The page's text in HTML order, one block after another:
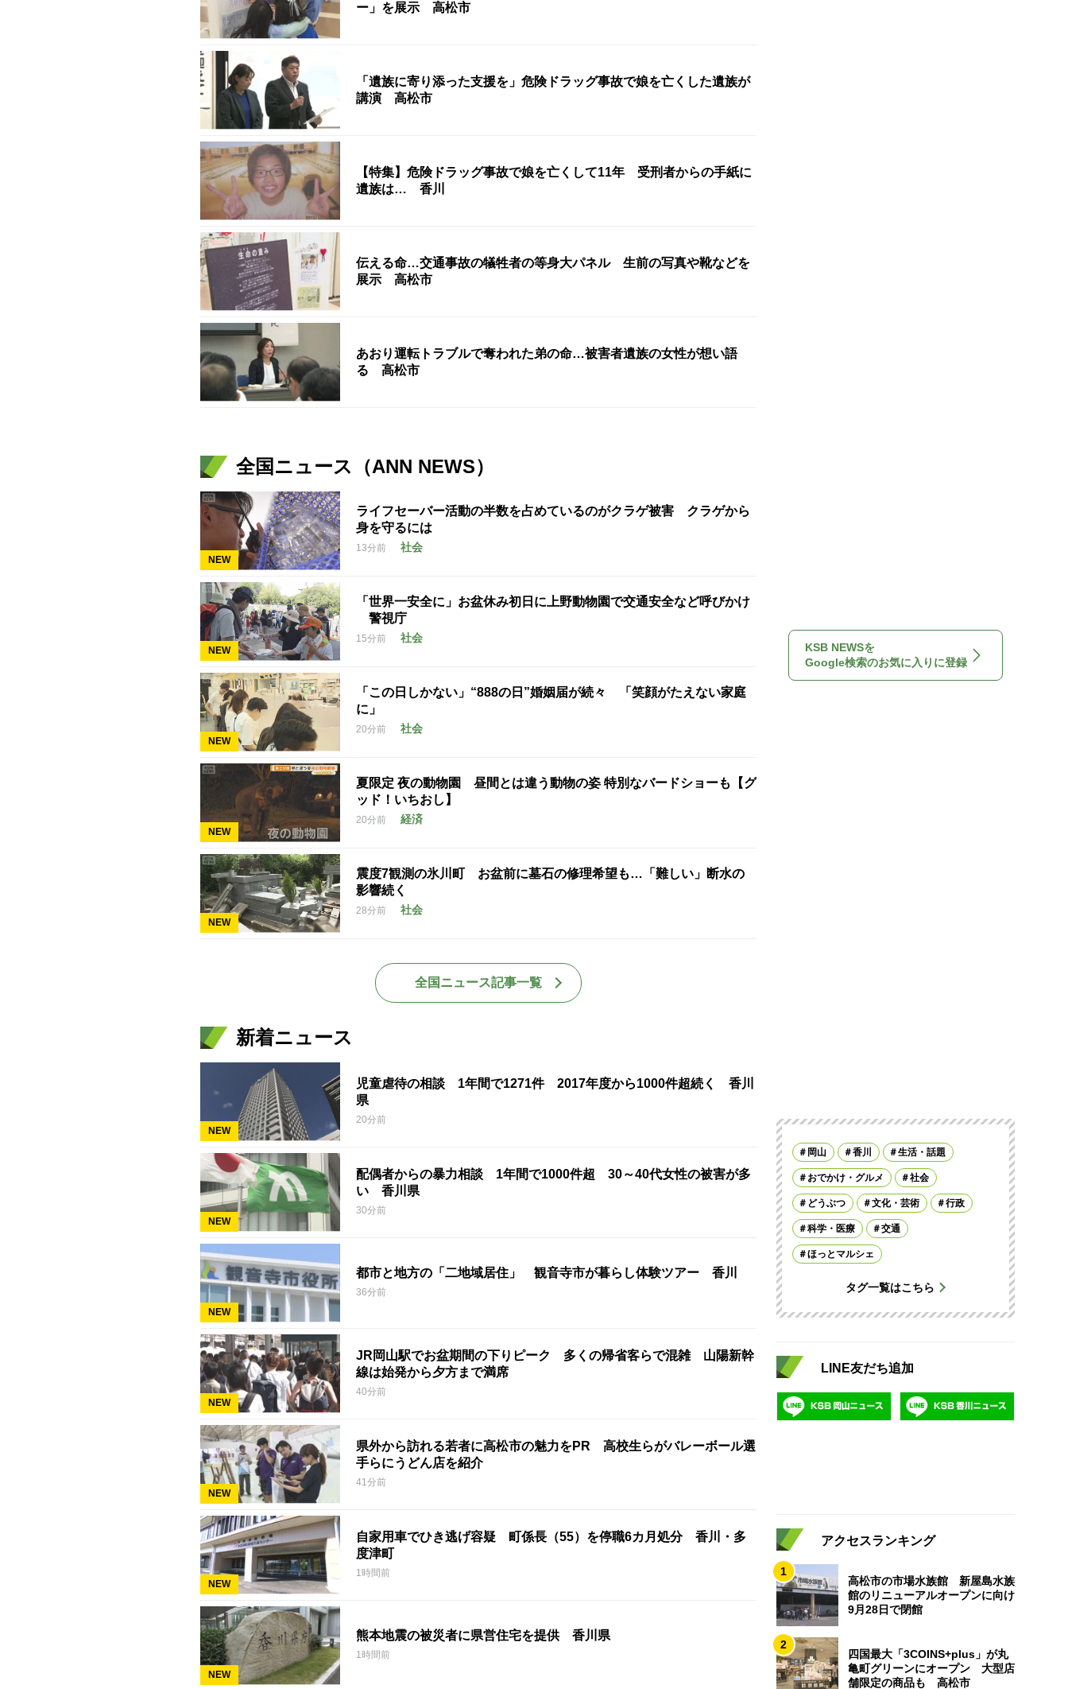
ー」を展示 高松市
「遺族に寄り添った支援を」危険ドラッグ事故で娘を亡くした遺族が
講演 高松市
【特集】危険ドラッグ事故で娘を亡くして11年 受刑者からの手紙に
遺族は… 香川
伝える命…交通事故の犠牲者の等身大パネル 生前の写真や靴などを
展示 高松市
あおり運転トラブルで奪われた弟の命…被害者遺族の女性が想い語
る 高松市
全国ニュース（ANN NEWS）
NEW
ライフセーバー活動の半数を占めているのがクラゲ被害 クラゲから
身を守るには
13分前 社会
NEW
「世界一安全に」お盆休み初日に上野動物園で交通安全など呼びかけ
警視庁
15分前 社会
NEW
「この日しかない」“888の日”婚姻届が続々 「笑顔がたえない家庭
に」
20分前 社会
NEW
夏限定 夜の動物園 昼間とは違う動物の姿 特別なバードショーも【グ
ッド！いちおし】
20分前 経済
NEW
震度7観測の氷川町 お盆前に墓石の修理希望も…「難しい」断水の
影響続く
28分前 社会
全国ニュース記事一覧
新着ニュース
NEW
児童虐待の相談 1年間で1271件 2017年度から1000件超続く 香川
県
20分前
NEW
配偶者からの暴力相談 1年間で1000件超 30～40代女性の被害が多
い 香川県
30分前
NEW
都市と地方の「二地域居住」 観音寺市が暮らし体験ツアー 香川
36分前
NEW
JR岡山駅でお盆期間の下りピーク 多くの帰省客らで混雑 山陽新幹
線は始発から夕方まで満席
40分前
NEW
県外から訪れる若者に高松市の魅力をPR 高校生らがバレーボール選
手らにうどん店を紹介
41分前
NEW
自家用車でひき逃げ容疑 町係長（55）を停職6カ月処分 香川・多
度津町
1時間前
NEW
熊本地震の被災者に県営住宅を提供 香川県
1時間前
KSB NEWSを
Google検索のお気に入りに登録
岡山 香川 生活・話題
おでかけ・グルメ 社会
どうぶつ 文化・芸術 行政
科学・医療 交通
ほっとマルシェ
タグ一覧はこちら
LINE友だち追加
アクセスランキング
1
高松市の市場水族館 新屋島水族
館のリニューアルオープンに向け
9月28日で閉館
2
四国最大「3COINS+plus」が丸
亀町グリーンにオープン 大型店
舗限定の商品も 高松市